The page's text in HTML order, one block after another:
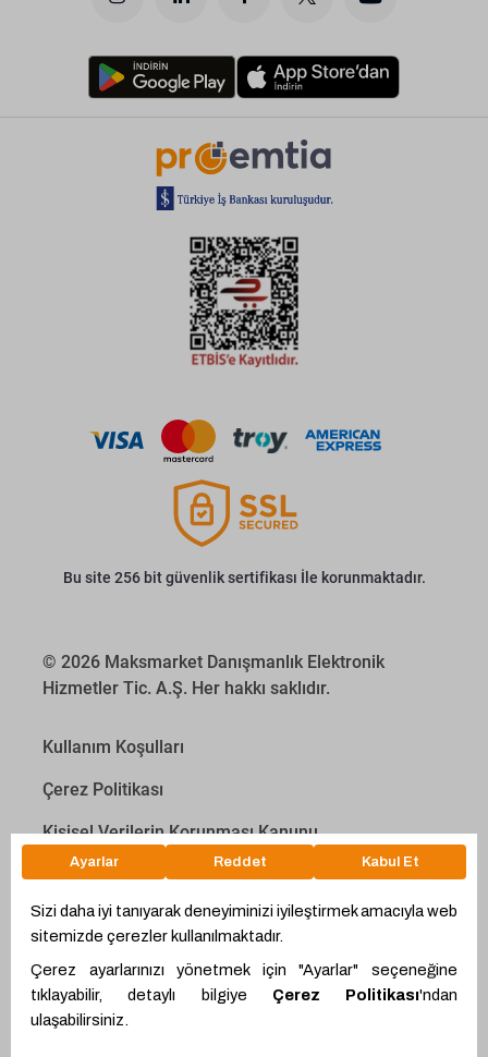
WhatsApp
Teklif Hattı
Bu site 256 bit güvenlik sertifikası İle korunmaktadır.
© 2026 Maksmarket Danışmanlık Elektronik
Hizmetler Tic. A.Ş. Her hakkı saklıdır.
Kullanım Koşulları
Çerez Politikası
Kişisel Verilerin Korunması Kanunu
İletişim Aydınlatma Metni
Proyakıt
Ödeme Hesaplama Aracı